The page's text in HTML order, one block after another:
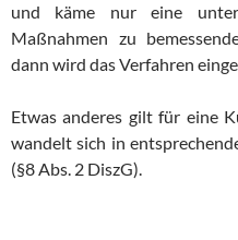
und käme nur eine
Maßnahmen zu
dann wird das Verfahren
Etwas anderes gilt für eine
wandelt sich in
(§8 Abs. 2 DiszG).